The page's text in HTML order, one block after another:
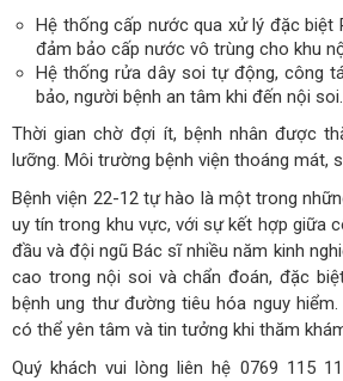
Hệ thống cấp nước qua xử lý đặc biệt
đảm bảo cấp nước vô trùng cho khu
Hệ thống rửa dây soi tự động, công
bảo, người bệnh an tâm khi đến nội soi.
Thời gian chờ đợi ít, bệnh nhân được
lưỡng. Môi trường bệnh viện thoáng mát,
Bệnh viện 22-12 tự hào là một trong
uy tín trong khu vực, với sự kết hợp giữa
đầu và đội ngũ Bác sĩ nhiều năm kinh
cao trong nội soi và chẩn đoán, đặc
bệnh ung thư đường tiêu hóa nguy
có thể yên tâm và tin tưởng khi thăm
Quý khách vui lòng liên hệ 0769 115